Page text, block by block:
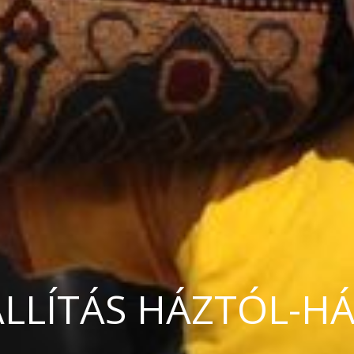
HÁZTÓL-